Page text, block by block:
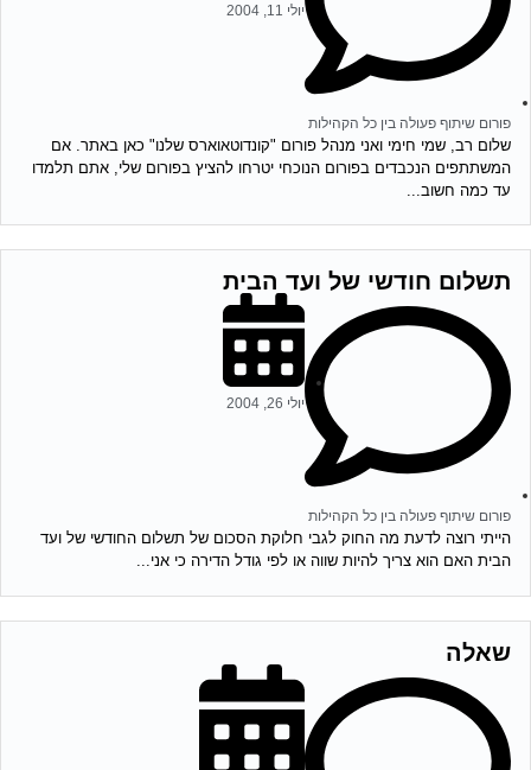
פורום שיתוף פעולה בין כל הקהילות
יולי 11, 2004
שלום רב, שמי חימי ואני מנהל פורום "קונדוטאוארס שלנו" כאן באתר. אם
המשתתפים הנכבדים בפורום הנוכחי יטרחו להציץ בפורום שלי, אתם תלמדו
עד כמה חשוב...
תשלום חודשי של ועד הבית
פורום שיתוף פעולה בין כל הקהילות
יולי 26, 2004
הייתי רוצה לדעת מה החוק לגבי חלוקת הסכום של תשלום החודשי של ועד
הבית האם הוא צריך להיות שווה או לפי גודל הדירה כי אני...
שאלה